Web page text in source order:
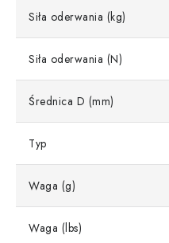
Siła oderwania (kg)
Siła oderwania (N)
Średnica D (mm)
Typ
Waga (g)
Waga (lbs)